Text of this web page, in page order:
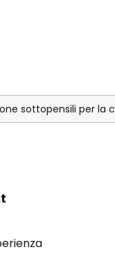
sottopensili per la